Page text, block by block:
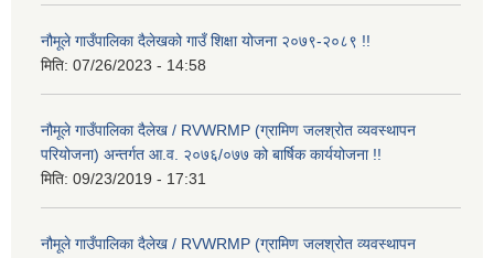
नौमूले गाउँपालिका दैलेखको गाउँ शिक्षा योजना २०७९-२०८९ !!
मिति: 07/26/2023 - 14:58
नौमूले गाउँपालिका दैलेख / RVWRMP (ग्रामिण जलश्रोत व्यवस्थापन
परियोजना) अन्तर्गत आ.व. २०७६/०७७ को बार्षिक कार्ययोजना !!
मिति: 09/23/2019 - 17:31
नौमूले गाउँपालिका दैलेख / RVWRMP (ग्रामिण जलश्रोत व्यवस्थापन